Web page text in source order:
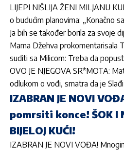
LIJEPI NIŠLIJA ŽENI MILJANU
o budućim planovima: „Konačno
Ja bih se također borila za svoje
Mama Džehva prokomentarisala
suditi sa Milicom: Treba da
OVO JE NJEGOVA SR*MOTA:
odlukom o vođi, smatra da je
IZABRAN JE NOVI
pomrsiti konce! ŠOK I
BIJELOJ KUĆI!
IZABRAN JE NOVI VOĐA!